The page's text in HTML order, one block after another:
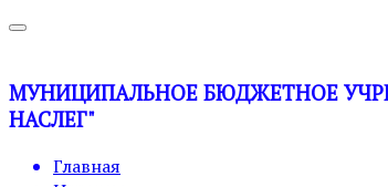
МУНИЦИПАЛЬНОЕ БЮДЖЕТНОЕ
НАСЛЕГ"
Главная